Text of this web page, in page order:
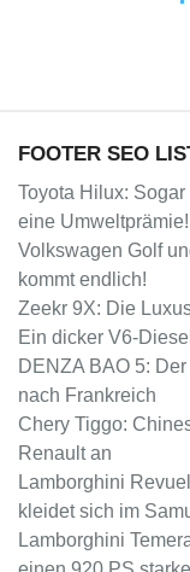
FOOTER SEO
Toyota Hilux:
eine Umweltprämie!
Volkswagen Golf
kommt endlich!
Zeekr 9X: Die
Ein dicker V6-
DENZA BAO 5:
nach Frankreich
Chery Tiggo:
Renault an
Lamborghini
kleidet sich im
Lamborghini